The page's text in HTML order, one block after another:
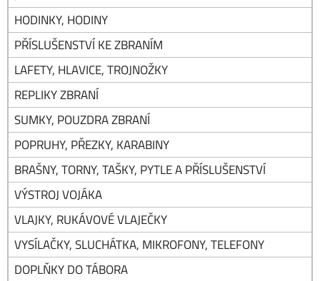
HODINKY, HODINY
PŘÍSLUŠENSTVÍ KE ZBRANÍM
LAFETY, HLAVICE, TROJNOŽKY
REPLIKY ZBRANÍ
SUMKY, POUZDRA ZBRANÍ
POPRUHY, PŘEZKY, KARABINY
BRAŠNY, TORNY, TAŠKY, PYTLE A PŘÍSLUŠENSTVÍ
VÝSTROJ VOJÁKA
VLAJKY, RUKÁVOVÉ VLAJEČKY
VYSÍLAČKY, SLUCHÁTKA, MIKROFONY, TELEFONY
DOPLŇKY DO TÁBORA